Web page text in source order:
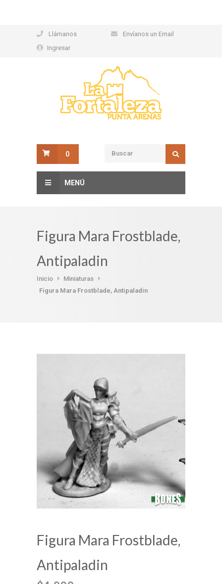
Llámanos
Envíanos un Email
Ingresar
0
MENÚ
Figura Mara Frostblade,
Antipaladin
Inicio
Miniaturas
Figura Mara Frostblade, Antipaladin
Figura Mara Frostblade,
Antipaladin